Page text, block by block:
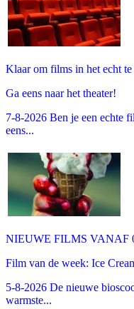
Klaar om films in het echt te
Ga eens naar het theater!
7-8-2026 Ben je een echte
eens...
NIEUWE FILMS VANAF
Film van de week: Ice
5-8-2026 De nieuwe
warmste...